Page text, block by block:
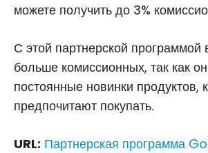
можете получить до 3%
С этой партнерской программой
больше комиссионных, так как
постоянные новинки продуктов,
предпочитают покупать.
URL: Партнерская программа